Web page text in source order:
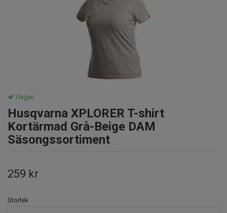
I lager.
Husqvarna XPLORER T-shirt
Kortärmad Grå-Beige DAM
Säsongssortiment
259 kr
Storlek